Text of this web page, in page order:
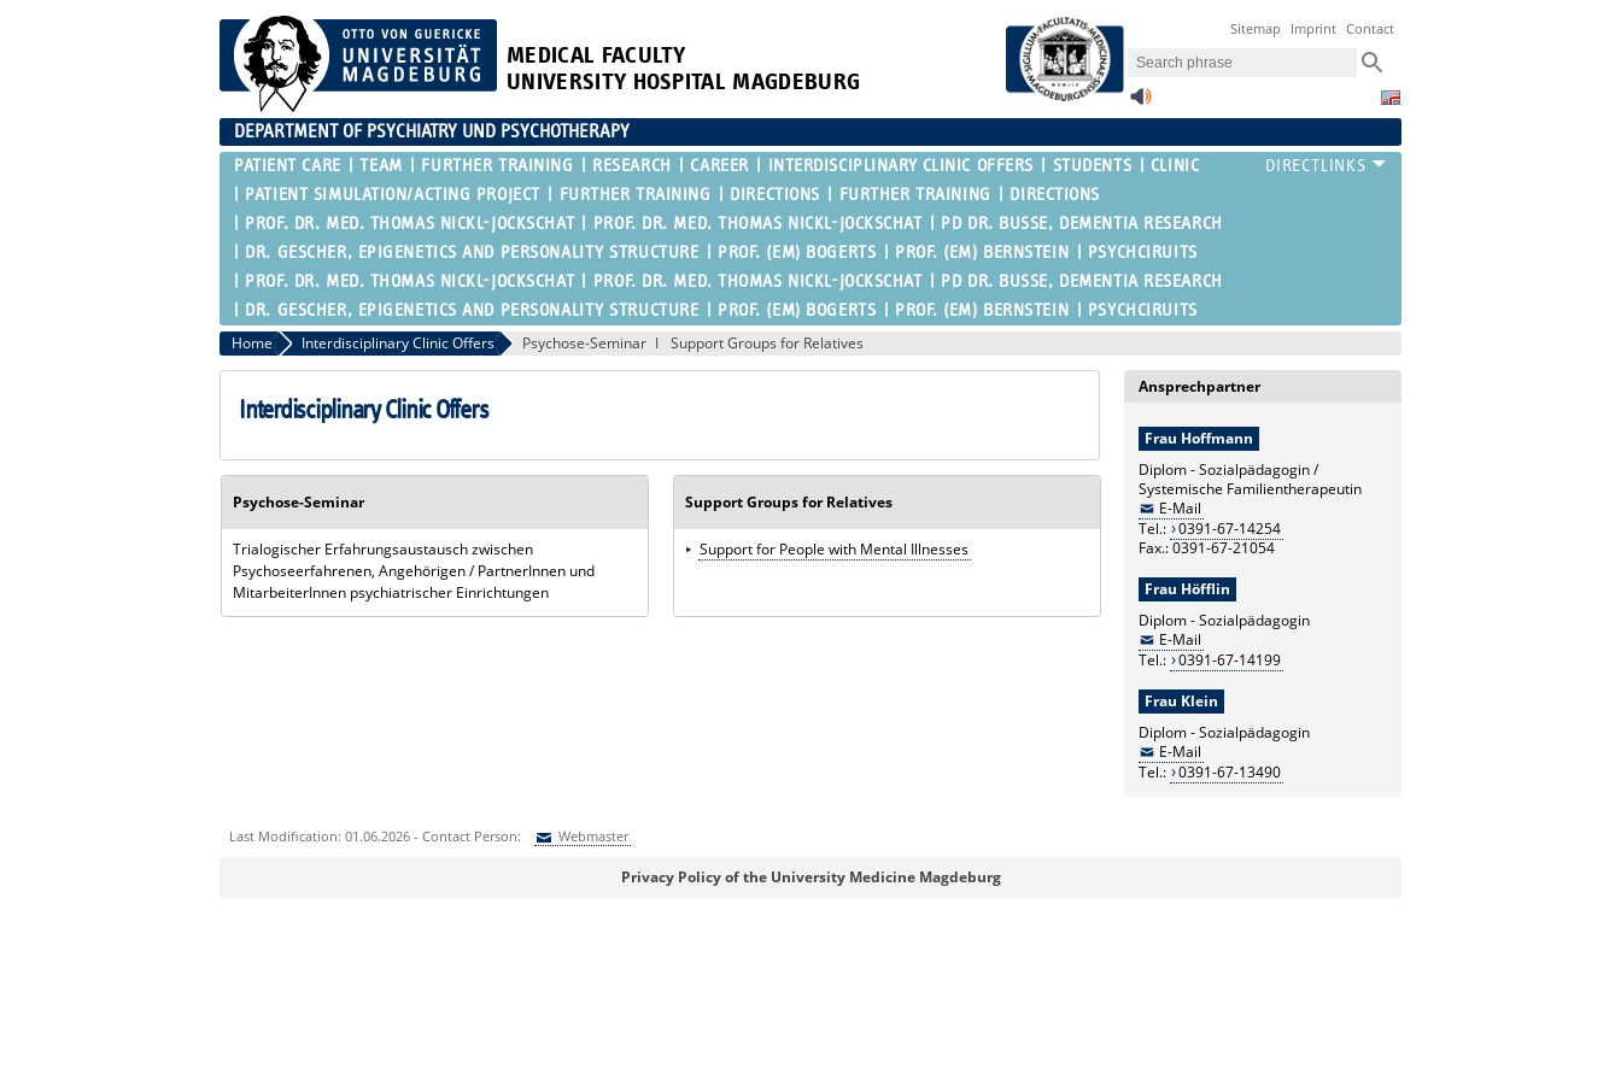
MEDICAL FACULTY
UNIVERSITY HOSPITAL MAGDEBURG
Sitemap Imprint Contact
DEPARTMENT OF PSYCHIATRY UND PSYCHOTHERAPY
PATIENT CARE TEAM FURTHER TRAINING RESEARCH CAREER INTERDISCIPLINARY CLINIC OFFERS STUDENTS
CLINIC
PATIENT SIMULATION/ACTING PROJECT
FURTHER TRAINING DIRECTIONS FURTHER TRAINING
DIRECTIONS
PROF. DR. MED. THOMAS NICKL-JOCKSCHAT
PROF. DR. MED. THOMAS NICKL-JOCKSCHAT
PD DR. BUSSE, DEMENTIA RESEARCH
DR. GESCHER, EPIGENETICS AND PERSONALITY STRUCTURE
PROF. (EM) BOGERTS PROF. (EM) BERNSTEIN
PSYCHCIRUITS
PROF. DR. MED. THOMAS NICKL-JOCKSCHAT
PROF. DR. MED. THOMAS NICKL-JOCKSCHAT
PD DR. BUSSE, DEMENTIA RESEARCH
DR. GESCHER, EPIGENETICS AND PERSONALITY STRUCTURE
PROF. (EM) BOGERTS PROF. (EM) BERNSTEIN PSYCHCIRUITS
Home Interdisciplinary Clinic Offers Psychose-Seminar Support Groups for Relatives
Interdisciplinary Clinic Offers
Psychose-Seminar
Trialogischer Erfahrungsaustausch zwischen
Psychoseerfahrenen, Angehörigen / PartnerInnen und
MitarbeiterInnen psychiatrischer Einrichtungen
Support Groups for Relatives
Support for People with Mental Illnesses
Ansprechpartner
Frau Hoffmann
Diplom - Sozialpädagogin /
Systemische Familientherapeutin
E-Mail
Tel.: 0391-67-14254
Fax.: 0391-67-21054
Frau Höfflin
Diplom - Sozialpädagogin
E-Mail
Tel.: 0391-67-14199
Frau Klein
Diplom - Sozialpädagogin
E-Mail
Tel.: 0391-67-13490
Last Modification: 01.06.2026 - Contact Person: Webmaster
Privacy Policy of the University Medicine Magdeburg